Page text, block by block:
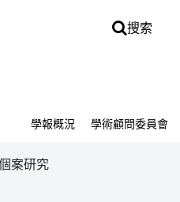
搜索
學報概況 學術顧問委員會
案研究